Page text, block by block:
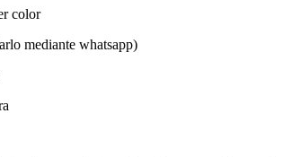
color
mediante whatsapp)